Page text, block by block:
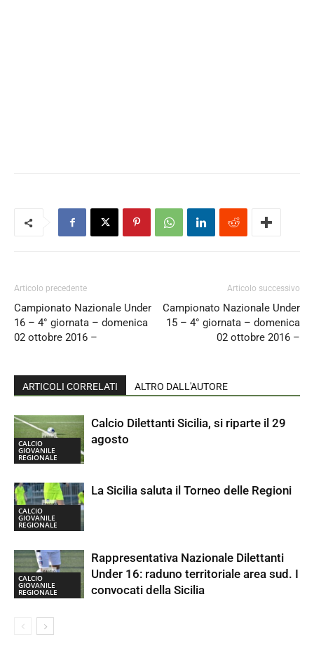
Articolo precedente
Campionato Nazionale Under
16 – 4° giornata – domenica
02 ottobre 2016 –
Articolo successivo
Campionato Nazionale Under
15 – 4° giornata – domenica
02 ottobre 2016 –
ARTICOLI CORRELATI ALTRO DALL'AUTORE
CALCIO
GIOVANILE
REGIONALE
Calcio Dilettanti Sicilia, si riparte il 29
agosto
CALCIO
GIOVANILE
REGIONALE
La Sicilia saluta il Torneo delle Regioni
CALCIO
GIOVANILE
REGIONALE
Rappresentativa Nazionale Dilettanti
Under 16: raduno territoriale area sud. I
convocati della Sicilia